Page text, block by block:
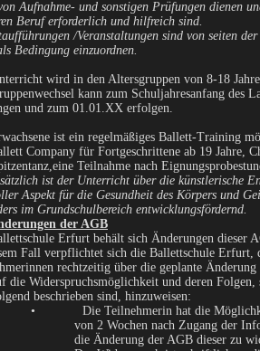
Aufnahme- und sonstigen Prüfungen dienen
Beruf erforderlich und hilfreich sind.
/Veranstaltungen sind von seiten
Bedingung einzuordnen.
wird in den Altersgruppen von 8-18
kann zum Schuljahresanfang des
und zum 01.01.XX erfolgen.
ist ein regelmäßiges Ballett-Training
Company für Fortgeschrittene ab 19 Jahre,
Teilnahme nach
ist der Unterricht über die künstlerische
Aspekt für die Gesundheit des Körpers und
im Grundschulbereich entwicklungsfördernd.
der AGB
Erfurt behält sich Änderungen dieser
Fall verpflichtet sich die Ballettschule Erfurt,
rechtzeitig über die geplante
die Widerspruchsmöglichkeit und deren Folgen,
beschrieben sind, hinzuweisen:
• Die Teilnehmerin hat die
von 2 Wochen nach Zugang der
die Änderung der AGB dieser zu